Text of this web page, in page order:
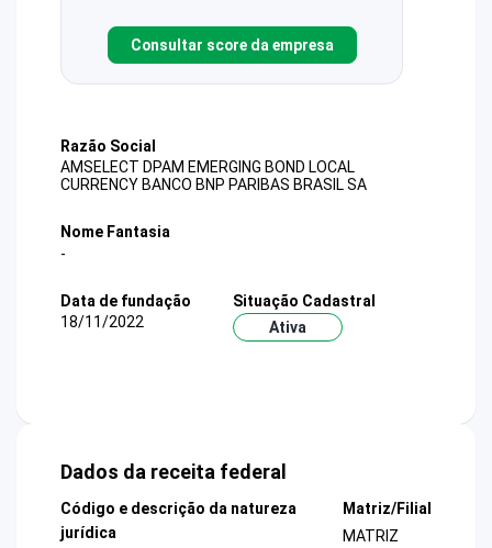
Consultar score da empresa
Razão Social
AMSELECT DPAM EMERGING BOND LOCAL
CURRENCY BANCO BNP PARIBAS BRASIL SA
Nome Fantasia
-
Data de fundação
18/11/2022
Situação Cadastral
Ativa
Dados da receita federal
Código e descrição da natureza
jurídica
Matriz/Filial
MATRIZ